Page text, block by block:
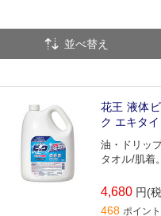
ほうき・チリトリ
並べ替え
花王 液体
ク エキタ
油・ドリッ
タオル/肌着。
4,680 円(
468 ポイン